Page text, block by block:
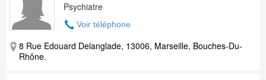
Psychiatre
Voir téléphone
8 Rue Edouard Delanglade, 13006, Marseille, Bouches-Du-
Rhône.